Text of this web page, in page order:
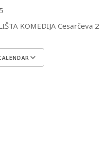
KOMEDIJA Cesarčeva 2